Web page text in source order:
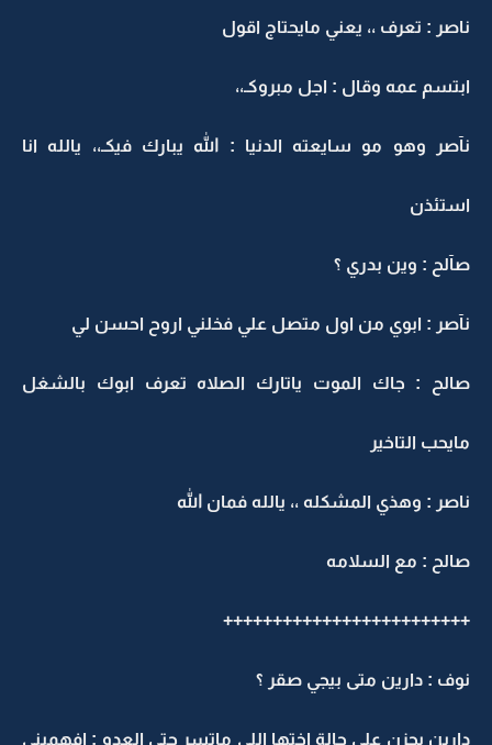
ناصر : تعرف ،، يعني مايحتاج اقول
ابتسم عمه وقال : اجل مبروكـ،،
نآصر وهو مو سايعته الدنيا : الله يبارك فيكـ،، يالله انا
استئذن
صآلح : وين بدري ؟
نآصر : ابوي من اول متصل علي فخلني اروح احسن لي
صالح : جاك الموت ياتارك الصلاه تعرف ابوك بالشغل
مايحب التاخير
ناصر : وهذي المشكله ،، يالله فمان الله
صالح : مع السلامه
+++++++++++++++++++++++++
نوف : دارين متى بيجي صقر ؟
دارين بحزن على حالة اختها اللي ماتسر حتى العدو : افهميني